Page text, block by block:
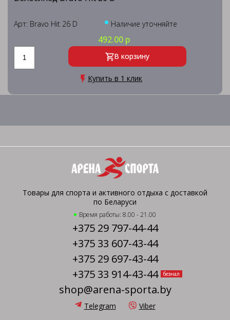
Арт: Bravo Hit 26 D Наличие уточняйте
492.00 р
В корзину
Купить в 1 клик
Товары для спорта и активного отдыха с доставкой
по Беларуси
Время работы: 8.00 - 21.00
+375 29 797-44-44
+375 33 607-43-44
+375 29 697-43-44
+375 33 914-43-44
безнал
shop@arena-sporta.by
Telegram Viber